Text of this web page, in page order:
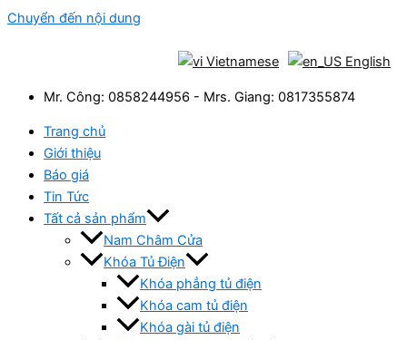
Chuyển đến nội dung
Vietnamese English
Mr. Công: 0858244956 - Mrs. Giang: 0817355874
Trang chủ
Giới thiệu
Báo giá
Tin Tức
Tất cả sản phẩm
Nam Châm Cửa
Khóa Tủ Điện
Khóa phẳng tủ điện
Khóa cam tủ điện
Khóa gài tủ điện